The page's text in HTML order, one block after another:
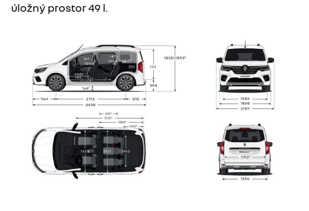
úložný prostor 49 l.